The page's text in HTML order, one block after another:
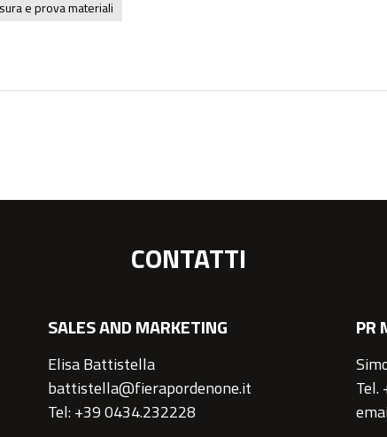
e prova materiali
CONTATTI
SALES AND MARKETING
Elisa Battistella
battistella@fierapordenone.it
Tel: +39 0434.232228
PR
Tel.